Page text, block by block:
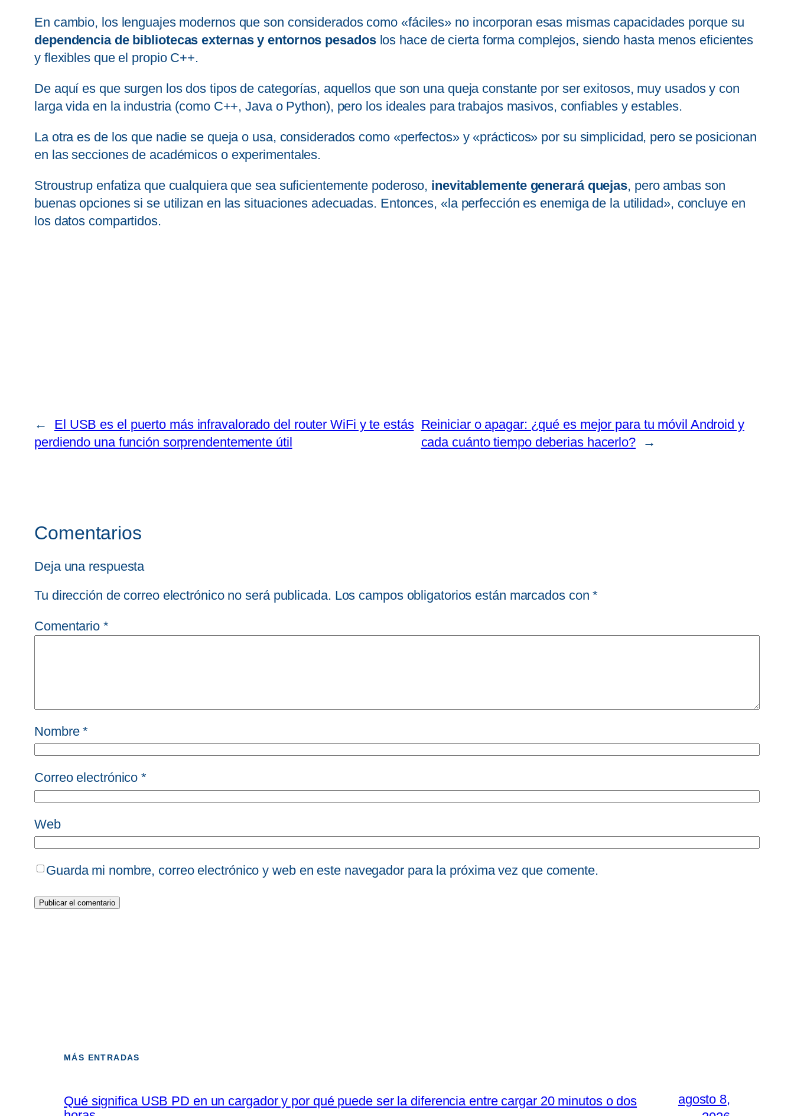
En cambio, los lenguajes modernos que son considerados como «fáciles» no incorporan esas mismas capacidades porque su
dependencia de bibliotecas externas y entornos pesadoslos hace de cierta forma complejos, siendo hasta menos eficientes
y flexibles que el propio C++.
De aquí es que surgen los dos tipos de categorías, aquellos que son una queja constante por ser exitosos, muy usados y con
larga vida en la industria (como C++, Java o Python), pero los ideales para trabajos masivos, confiables y estables.
La otra es de los que nadie se queja o usa, considerados como «perfectos» y «prácticos» por su simplicidad, pero se posicionan
en las secciones de académicos o experimentales.
Stroustrup enfatiza que cualquiera que sea suficientemente poderoso, inevitablemente generará quejas, pero ambas son
buenas opciones si se utilizan en las situaciones adecuadas. Entonces, «la perfección es enemiga de la utilidad», concluye en
los datos compartidos.
←
El USB es el puerto más infravalorado del router WiFi y te estás
perdiendo una función sorprendentemente útil
Reiniciar o apagar: ¿qué es mejor para tu móvil Android y
cada cuánto tiempo deberias hacerlo?
→
Comentarios
Deja una respuesta
Tu dirección de correo electrónico no será publicada. Los campos obligatorios están marcados con*
Comentario *
Nombre*
Correo electrónico*
Web
Guarda mi nombre, correo electrónico y web en este navegador para la próxima vez que comente.
MÁS ENTRADAS
Qué significa USB PD en un cargador y por qué puede ser la diferencia entre cargar 20 minutos o dos
agosto 8,